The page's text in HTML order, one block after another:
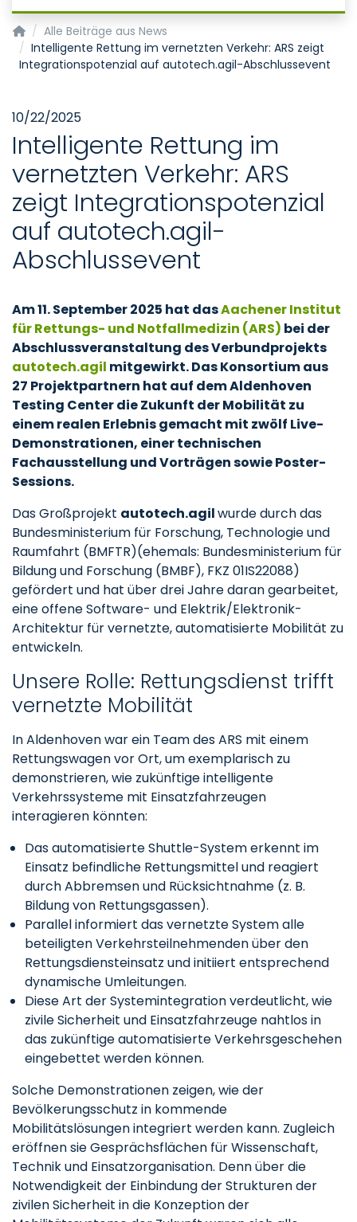
Aachener Institut für Rettungsmedizin und zivile Sicherheit
Alle Beiträge aus News
Intelligente Rettung im vernetzten Verkehr: ARS zeigt
Integrationspotenzial auf autotech.agil-Abschlussevent
10/22/2025
Intelligente Rettung im
vernetzten Verkehr: ARS
zeigt Integrationspotenzial
auf autotech.agil-
Abschlussevent
Am 11. September 2025 hat dasAachener Institut
für Rettungs- und Notfallmedizin (ARS) bei der
Abschlussveranstaltung des Verbundprojekts
autotech.agil mitgewirkt. Das Konsortium aus
27 Projektpartnern hat auf dem Aldenhoven
Testing Center die Zukunft der Mobilität zu
einem realen Erlebnis gemacht mit zwölf Live-
Demonstrationen, einer technischen
Fachausstellung und Vorträgen sowie Poster-
Sessions.
Das Großprojekt autotech.agilwurde durch das
Bundesministerium für Forschung, Technologie und
Raumfahrt (BMFTR)(ehemals: Bundesministerium für
Bildung und Forschung (BMBF), FKZ 01IS22088)
gefördert und hat über drei Jahre daran gearbeitet,
eine offene Software- und Elektrik/Elektronik-
Architektur für vernetzte, automatisierte Mobilität zu
entwickeln.
Unsere Rolle: Rettungsdienst trifft
vernetzte Mobilität
In Aldenhoven war ein Team des ARS mit einem
Rettungswagen vor Ort, um exemplarisch zu
demonstrieren, wie zukünftige intelligente
Verkehrssysteme mit Einsatzfahrzeugen
interagieren könnten:
Das automatisierte Shuttle-System erkennt im
Einsatz befindliche Rettungsmittel und reagiert
durch Abbremsen und Rücksichtnahme (z. B.
Bildung von Rettungsgassen).
Parallel informiert das vernetzte System alle
beteiligten Verkehrsteilnehmenden über den
Rettungsdiensteinsatz und initiiert entsprechend
dynamische Umleitungen.
Diese Art der Systemintegration verdeutlicht, wie
zivile Sicherheit und Einsatzfahrzeuge nahtlos in
das zukünftige automatisierte Verkehrsgeschehen
eingebettet werden können.
Solche Demonstrationen zeigen, wie der
Bevölkerungsschutz in kommende
Mobilitätslösungen integriert werden kann. Zugleich
eröffnen sie Gesprächsflächen für Wissenschaft,
Technik und Einsatzorganisation. Denn über die
Notwendigkeit der Einbindung der Strukturen der
zivilen Sicherheit in die Konzeption der